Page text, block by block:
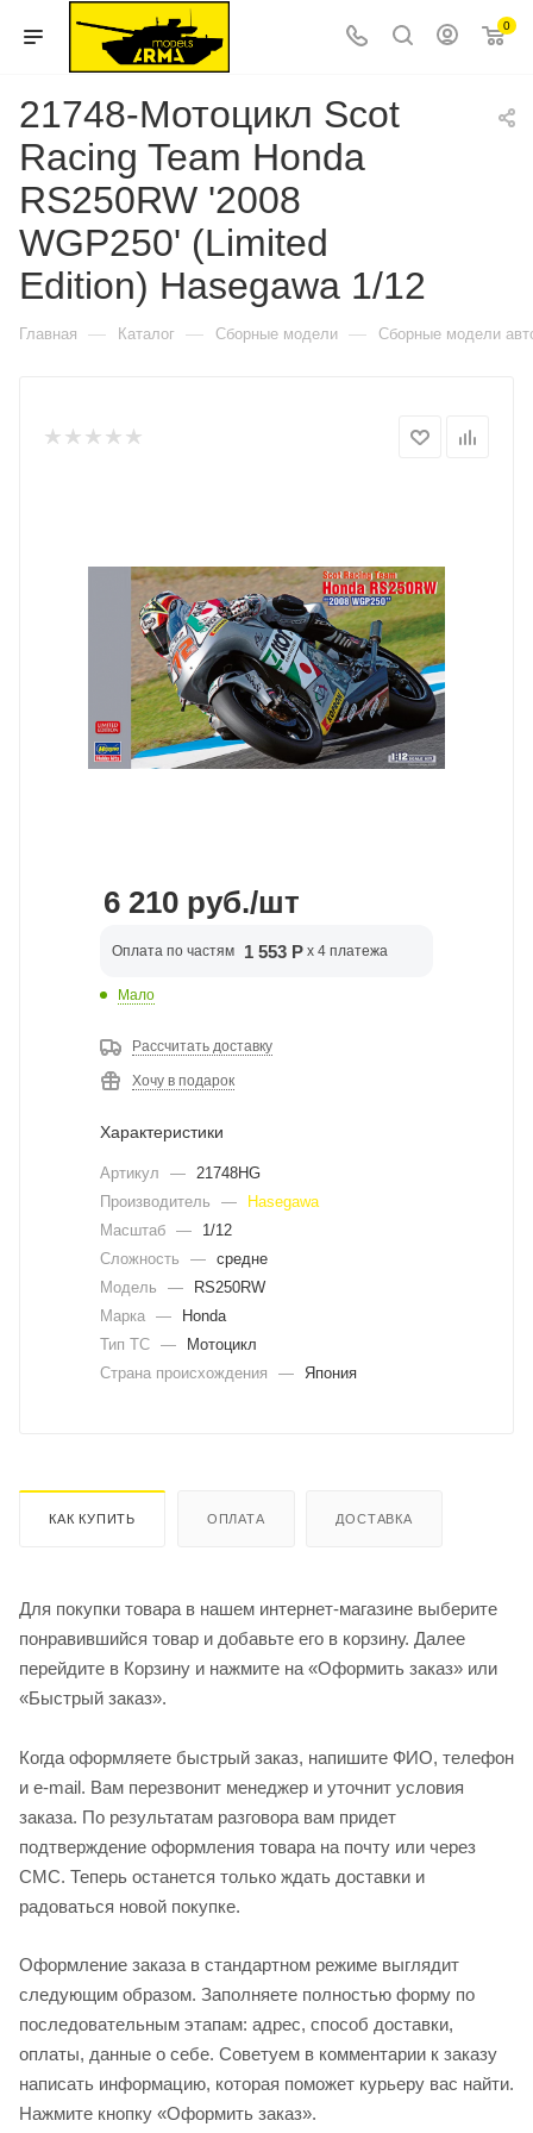
0
21748-Мотоцикл Scot
Racing Team Honda
RS250RW '2008
WGP250' (Limited
Edition) Hasegawa 1/12
Главная — Каталог — Сборные модели — Сборные модели
6 210 руб./шт
Оплата по частям 1 553 Р x 4 платежа
Мало
Рассчитать доставку
Хочу в подарок
Характеристики
Артикул —
21748HG
Производитель
—
Hasegawa
Масштаб —
1/12
Сложность
— средне
Модель
—
RS250RW
Марка —
Honda
Тип ТС —
Мотоцикл
Страна происхождения
— Япония
КАК КУПИТЬ ОПЛАТА ДОСТАВКА
Для покупки товара в нашем интернет-магазине выберите
понравившийся товар и добавьте его в корзину. Далее
перейдите в Корзину и нажмите на «Оформить заказ» или
«Быстрый заказ».
Когда оформляете быстрый заказ, напишите ФИО, телефон
и e-mail. Вам перезвонит менеджер и уточнит условия
заказа. По результатам разговора вам придет
подтверждение оформления товара на почту или через
СМС. Теперь останется только ждать доставки и
радоваться новой покупке.
Оформление заказа в стандартном режиме выглядит
следующим образом. Заполняете полностью форму по
последовательным этапам: адрес, способ доставки,
оплаты, данные о себе. Советуем в комментарии к заказу
написать информацию, которая поможет курьеру вас найти.
Нажмите кнопку «Оформить заказ».